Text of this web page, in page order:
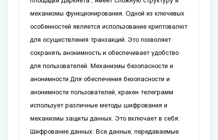
механизмы функционирования. Одной из ключевых
особенностей является использование криптовалют
для осуществления транзакций. Это позволяет
сохранять анонимность и обеспечивает удобство
для пользователей. Механизмы безопасности и
анонимности Для обеспечения безопасности и
анонимности пользователей‚кракен телеграмм
использует различные методы шифрования и
механизмы защиты данных. Это включает в себя:
Шифрование данных: Все данные‚ передаваемые